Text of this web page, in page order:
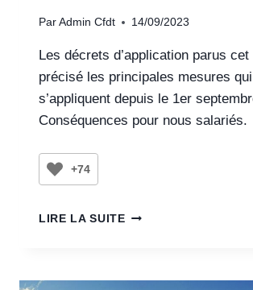
Par Admin Cfdt 14/09/2023
Les décrets d’application parus
précisé les principales mesures qui
s’appliquent depuis le 1er
Conséquences pour nous salariés.
+74
LIRE LA SUITE